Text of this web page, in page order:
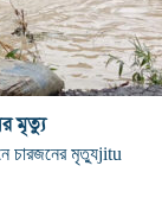
মৃত্যু
চারজনের মৃত্যুjitu